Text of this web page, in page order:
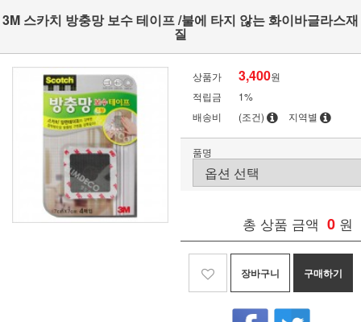
3M 스카치 방충망 보수 테이프 /불에 타지 않는 화이바글라스재
질
상품가 3,400원
적립금
1%
배송비
(조건) 지역별
품명
총 상품 금액 0 원
장바구니 구매하기